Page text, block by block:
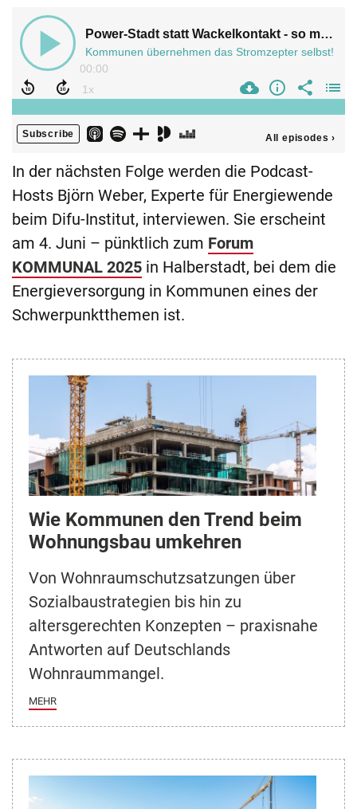
In der nächsten Folge werden die Podcast-
Hosts Björn Weber, Experte für Energiewende
beim Difu-Institut, interviewen. Sie erscheint
am 4. Juni – pünktlich zum Forum
KOMMUNAL 2025 in Halberstadt, bei dem die
Energieversorgung in Kommunen eines der
Schwerpunktthemen ist.
Wie Kommunen den Trend beim
Wohnungsbau umkehren
Von Wohnraumschutzsatzungen über
Sozialbaustrategien bis hin zu
altersgerechten Konzepten – praxisnahe
Antworten auf Deutschlands
Wohnraummangel.
MEHR